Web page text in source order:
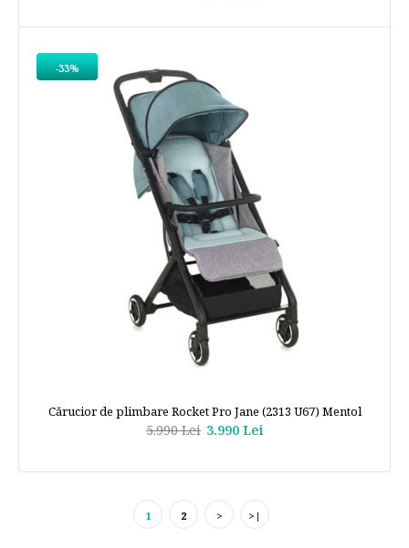
-33%
Cărucior de plimbare Rocket Pro Jane (2313 U67) Mentol
5.990 Lei 3.990 Lei
1 2 > >|